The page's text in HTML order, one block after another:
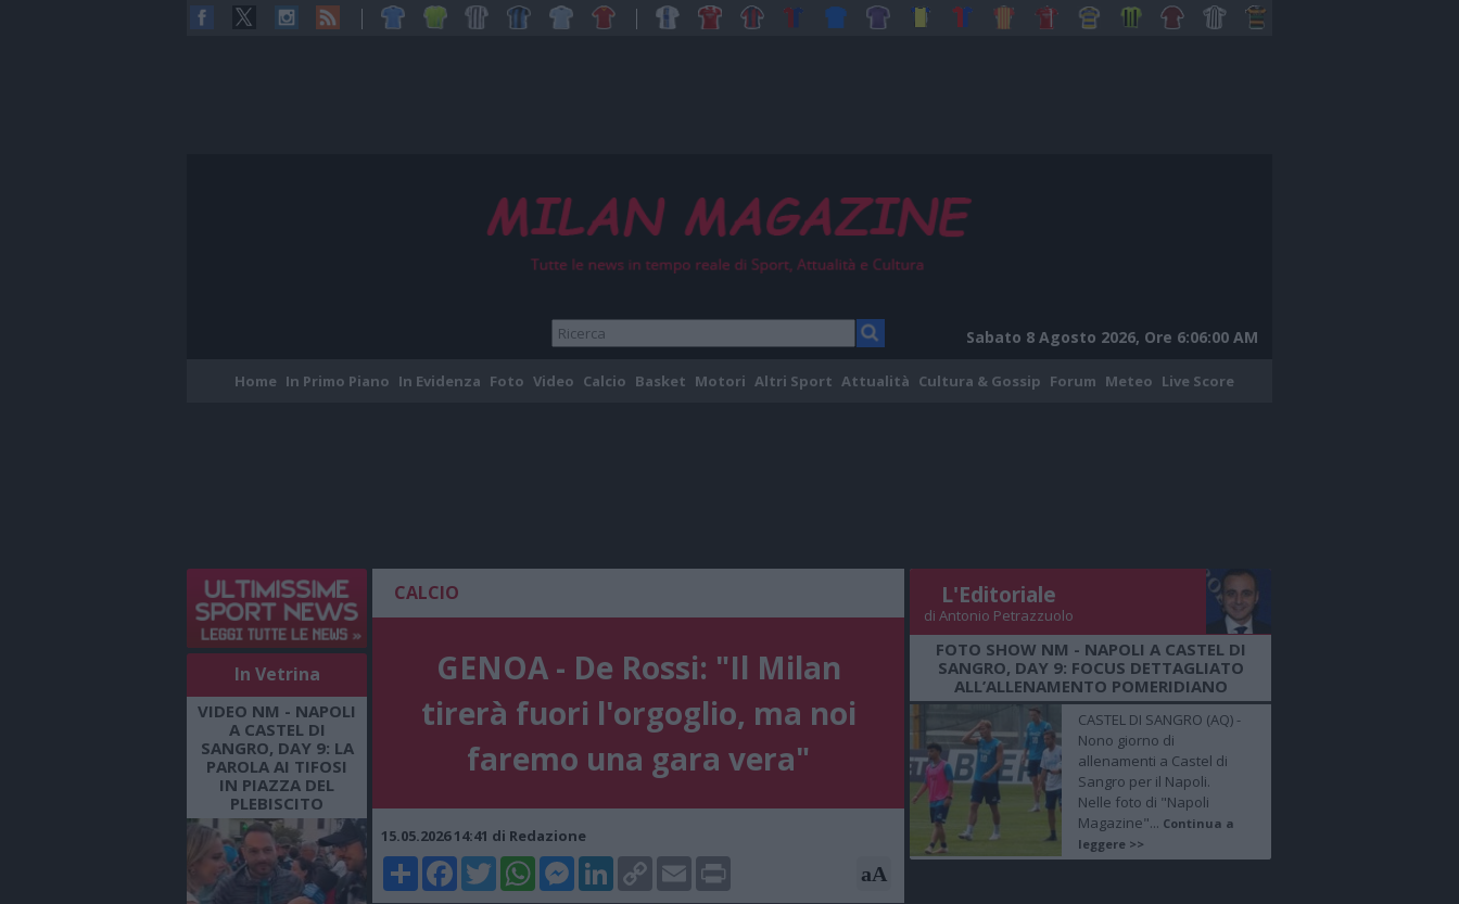
Sabato 8 Agosto 2026, Ore 6:06:01 AM
Home In Primo Piano In Evidenza Foto Video Calcio Basket Motori Altri Sport Attualità Cultura & Gossip Forum Meteo Live Score
In Vetrina
VIDEO NM - NAPOLI
A CASTEL DI
SANGRO, DAY 9: LA
PAROLA AI TIFOSI
IN PIAZZA DEL
PLEBISCITO
CALCIO
GENOA - De Rossi: "Il Milan
tirerà fuori l'orgoglio, ma noi
faremo una gara vera"
15.05.2026 14:41 di Redazione
ShareFacebookTwitterWhatsAppMessenger
LinkedIn
Copy
Link
Email Print aA
L'Editoriale
di Antonio Petrazzuolo
FOTO SHOW NM - NAPOLI A CASTEL DI
SANGRO, DAY 9: FOCUS DETTAGLIATO
ALL’ALLENAMENTO POMERIDIANO
CASTEL DI SANGRO (AQ) -
Nono giorno di
allenamenti a Castel di
Sangro per il Napoli.
Nelle foto di "Napoli
Magazine"... Continua a
leggere >>